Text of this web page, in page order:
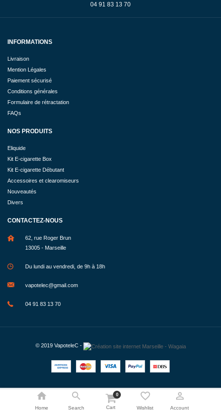
04 91 83 13 70
INFORMATIONS
Livraison
Mention Légales
Paiement sécurisé
Conditions générales
Formulaire de rétractation
FAQs
NOS PRODUITS
Eliquide
Kit E-cigarette Box
Kit E-cigarette Débutant
Accessoires et clearomiseurs
Nouveautés
Divers
CONTACTEZ-NOUS
62, rue Roger Brun
13005 - Marseille
Du lundi au vendredi, de 9h à 18h
vapotelec@gmail.com
04 91 83 13 70
© 2019 VapoteleC-
Home Search
0
Cart Wishlist Account